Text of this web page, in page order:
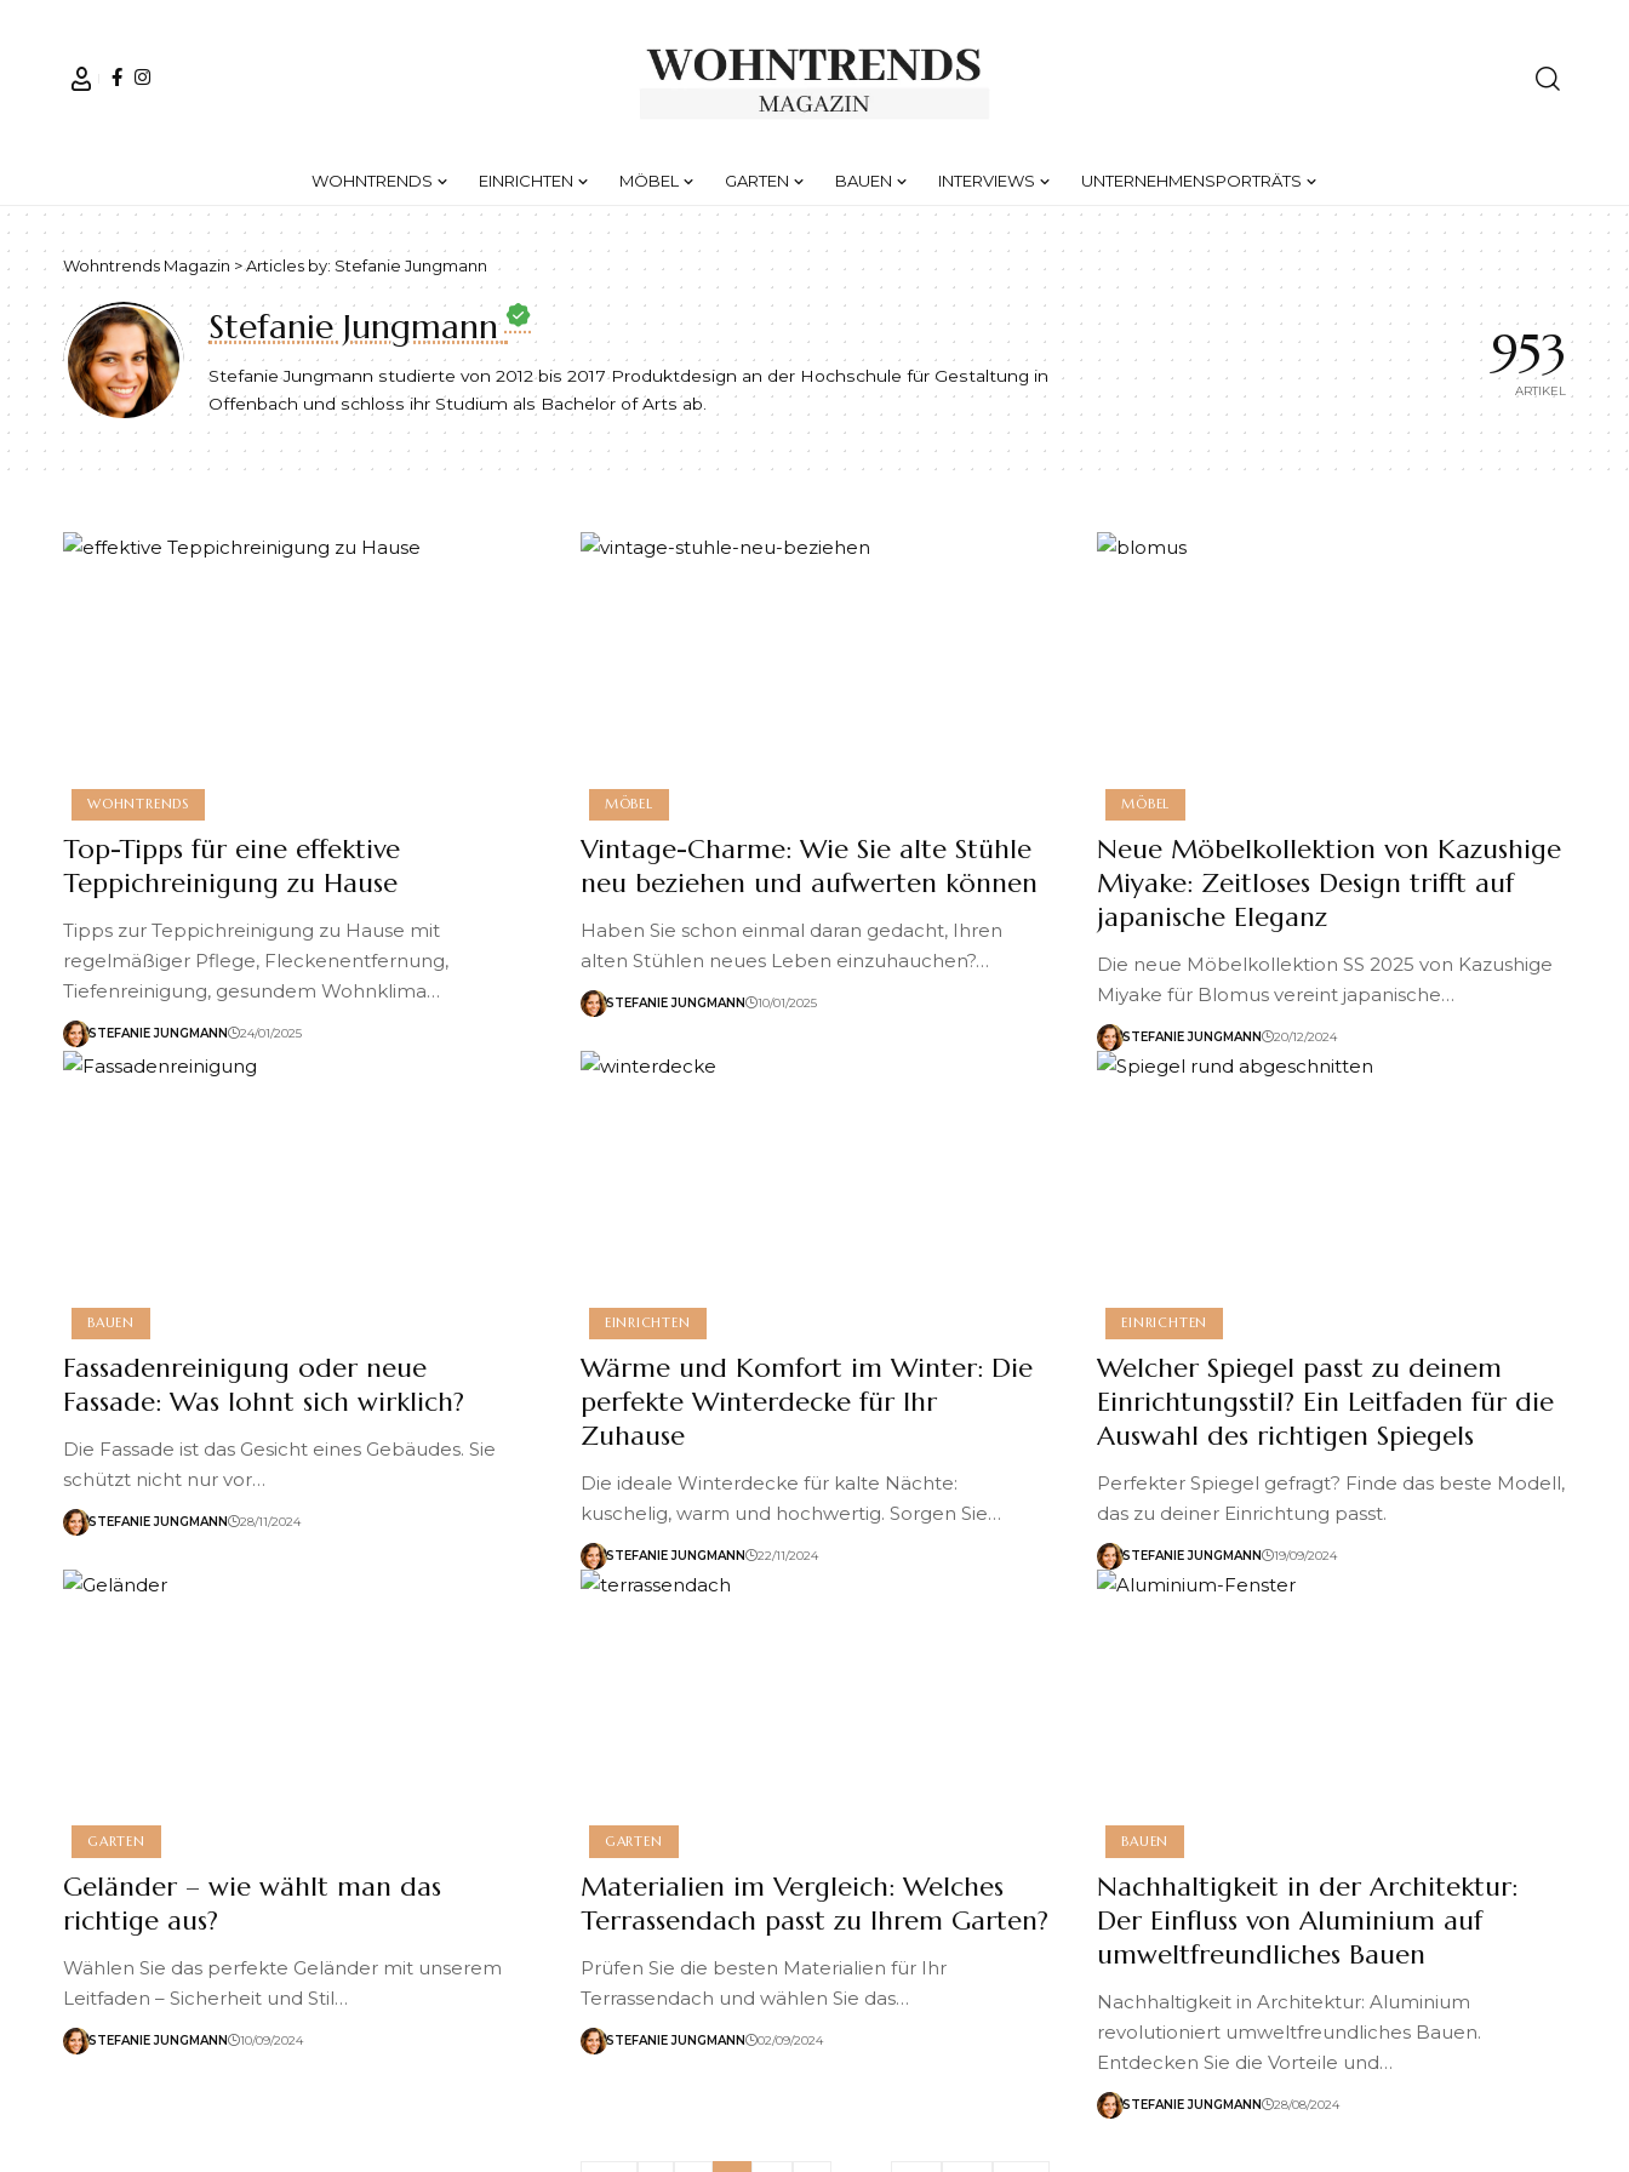
WOHNTRENDS EINRICHTEN MÖBEL GARTEN BAUEN INTERVIEWS UNTERNEHMENSPORTRÄTS
Wohntrends Magazin >Articles by: Stefanie Jungmann
Stefanie Jungmann
Stefanie Jungmann studierte von 2012 bis 2017 Produktdesign an der Hochschule für Gestaltung in
Offenbach und schloss ihr Studium als Bachelor of Arts ab.
953
ARTIKEL
WOHNTRENDS
Top-Tipps für eine effektive
Teppichreinigung zu Hause
Tipps zur Teppichreinigung zu Hause mit
regelmäßiger Pflege, Fleckenentfernung,
Tiefenreinigung, gesundem Wohnklima…
STEFANIE JUNGMANN 24/01/2025
MÖBEL
Vintage-Charme: Wie Sie alte Stühle
neu beziehen und aufwerten können
Haben Sie schon einmal daran gedacht, Ihren
alten Stühlen neues Leben einzuhauchen?…
STEFANIE JUNGMANN 10/01/2025
MÖBEL
Neue Möbelkollektion von Kazushige
Miyake: Zeitloses Design trifft auf
japanische Eleganz
Die neue Möbelkollektion SS 2025 von Kazushige
Miyake für Blomus vereint japanische…
STEFANIE JUNGMANN 20/12/2024
BAUEN
Fassadenreinigung oder neue
Fassade: Was lohnt sich wirklich?
Die Fassade ist das Gesicht eines Gebäudes. Sie
schützt nicht nur vor…
STEFANIE JUNGMANN 28/11/2024
EINRICHTEN
Wärme und Komfort im Winter: Die
perfekte Winterdecke für Ihr
Zuhause
Die ideale Winterdecke für kalte Nächte:
kuschelig, warm und hochwertig. Sorgen Sie…
STEFANIE JUNGMANN 22/11/2024
EINRICHTEN
Welcher Spiegel passt zu deinem
Einrichtungsstil? Ein Leitfaden für die
Auswahl des richtigen Spiegels
Perfekter Spiegel gefragt? Finde das beste Modell,
das zu deiner Einrichtung passt.
STEFANIE JUNGMANN 19/09/2024
GARTEN
Geländer – wie wählt man das
richtige aus?
Wählen Sie das perfekte Geländer mit unserem
Leitfaden – Sicherheit und Stil…
STEFANIE JUNGMANN 10/09/2024
GARTEN
Materialien im Vergleich: Welches
Terrassendach passt zu Ihrem Garten?
Prüfen Sie die besten Materialien für Ihr
Terrassendach und wählen Sie das…
STEFANIE JUNGMANN 02/09/2024
BAUEN
Nachhaltigkeit in der Architektur:
Der Einfluss von Aluminium auf
umweltfreundliches Bauen
Nachhaltigkeit in Architektur: Aluminium
revolutioniert umweltfreundliches Bauen.
Entdecken Sie die Vorteile und…
STEFANIE JUNGMANN 28/08/2024